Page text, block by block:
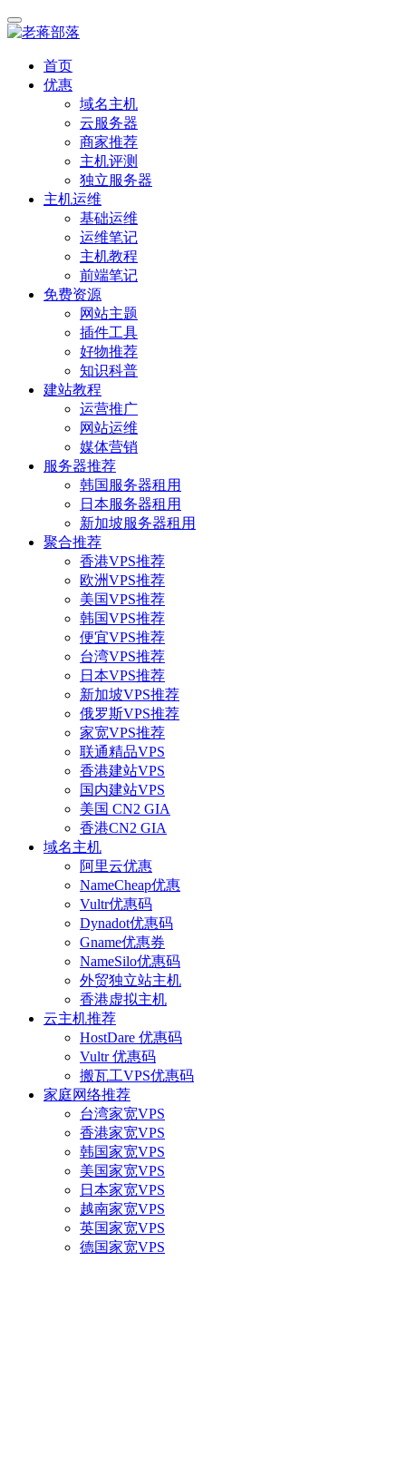
首页
优惠
域名主机
云服务器
商家推荐
主机评测
独立服务器
主机运维
基础运维
运维笔记
主机教程
前端笔记
免费资源
网站主题
插件工具
好物推荐
知识科普
建站教程
运营推广
网站运维
媒体营销
服务器推荐
韩国服务器租用
日本服务器租用
新加坡服务器租用
聚合推荐
香港VPS推荐
欧洲VPS推荐
美国VPS推荐
韩国VPS推荐
便宜VPS推荐
台湾VPS推荐
日本VPS推荐
新加坡VPS推荐
俄罗斯VPS推荐
家宽VPS推荐
联通精品VPS
香港建站VPS
国内建站VPS
美国 CN2 GIA
香港CN2 GIA
域名主机
阿里云优惠
NameCheap优惠
Vultr优惠码
Dynadot优惠码
Gname优惠券
NameSilo优惠码
外贸独立站主机
香港虚拟主机
云主机推荐
HostDare 优惠码
Vultr 优惠码
搬瓦工VPS优惠码
家庭网络推荐
台湾家宽VPS
香港家宽VPS
韩国家宽VPS
美国家宽VPS
日本家宽VPS
越南家宽VPS
英国家宽VPS
德国家宽VPS